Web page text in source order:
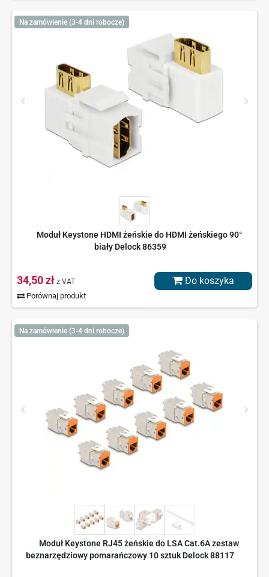
Na zamówienie (3-4 dni robocze)
Moduł Keystone HDMI żeńskie do HDMI żeńskiego 90°
biały Delock 86359
34,50 zł z VAT
Porównaj produkt
Do koszyka
Na zamówienie (3-4 dni robocze)
Moduł Keystone RJ45 żeńskie do LSA Cat.6A zestaw
beznarzędziowy pomarańczowy 10 sztuk Delock 88117